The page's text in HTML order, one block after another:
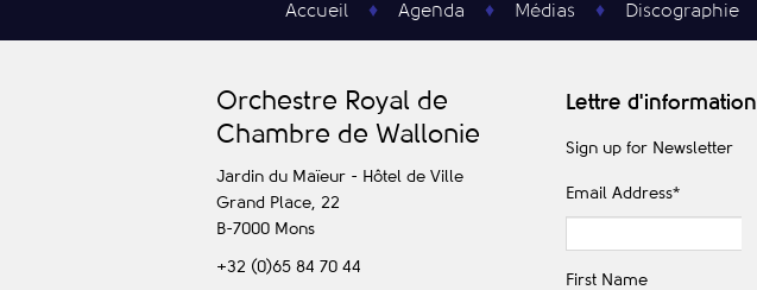
Accueil Agenda Médias Discographie
Orchestre Royal de
Chambre de Wallonie
Jardin du Maïeur - Hôtel de Ville
Grand Place, 22
B-7000 Mons
+32 (0)65 84 70 44
Lettre d'information
Sign up for Newsletter
Email Address*
First Name